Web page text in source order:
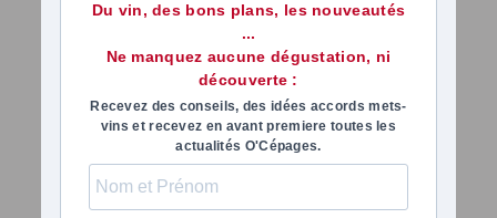
Du vin, des bons plans, les nouveautés
...
Ne manquez aucune dégustation, ni
découverte :
Recevez des conseils, des idées accords mets-
vins et recevez en avant premiere toutes les
actualités O'Cépages.